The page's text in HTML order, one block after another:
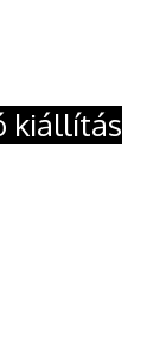
kiállítás